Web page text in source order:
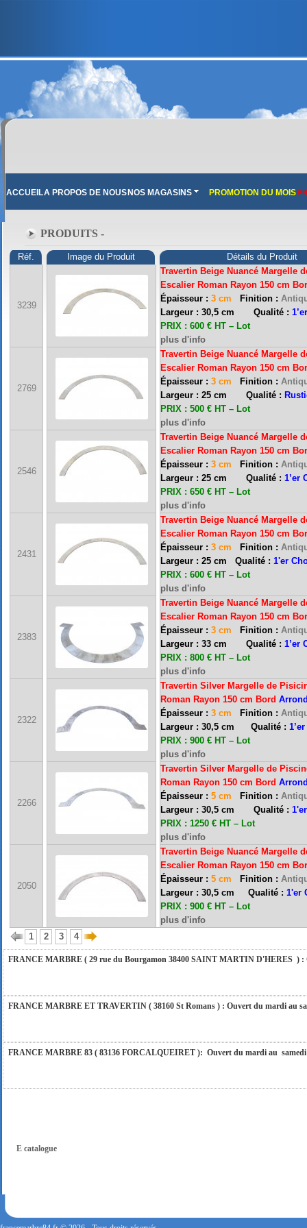
ACCUEILA PROPOS DE NOUS NOS MAGASINS PROMOTION DU MOIS
PRODUITS -
Réf. Image du Produit Détails du Produit
3239
Travertin Beige Nuancé Margelle
Escalier Roman Rayon 150 cm
Épaisseur : 3 cm Finition :
Largeur : 30,5 cm Qualité :
PRIX : 600 € HT – Lot
plus d'info
2769
Travertin Beige Nuancé Margelle
Escalier Roman Rayon 150 cm
Épaisseur : 3 cm Finition :
Largeur : 25 cm Qualité :
PRIX : 500 € HT – Lot
plus d'info
2546
Travertin Beige Nuancé Margelle
Escalier Roman Rayon 150 cm
Épaisseur : 3 cm Finition :
Largeur : 25 cm Qualité : 1’er
PRIX : 650 € HT – Lot
plus d'info
2431
Travertin Beige Nuancé Margelle
Escalier Roman Rayon 150 cm
Épaisseur : 3 cm Finition :
Largeur : 25 cm Qualité : 1'er
PRIX : 600 € HT – Lot
plus d'info
2383
Travertin Beige Nuancé Margelle
Escalier Roman Rayon 150 cm
Épaisseur : 3 cm Finition :
Largeur : 33 cm Qualité : 1’er
PRIX : 800 € HT – Lot
plus d'info
2322
Travertin Silver Margelle de
Roman Rayon 150 cm Bord
Épaisseur : 3 cm Finition :
Largeur : 30,5 cm Qualité :
PRIX : 900 € HT – Lot
plus d'info
2266
Travertin Silver Margelle de
Roman Rayon 150 cm Bord
Épaisseur : 5 cm Finition :
Largeur : 30,5 cm Qualité :
PRIX : 1250 € HT – Lot
plus d'info
2050
Travertin Beige Nuancé Margelle
Escalier Roman Rayon 150 cm
Épaisseur : 5 cm Finition :
Largeur : 30,5 cm Qualité : 1'er
PRIX : 900 € HT – Lot
plus d'info
1
2 3 4
FRANCE MARBRE 13 ( 13680 LANCON PROVENCE ): Ouvert du mardi au
FRANCE MARBRE 84 ( 84600 VALREAS ): Ouvert du mardi au samedi inclus de
vous répondrons dans les meilleurs délais. Nous aurons le plaisir de vous
FRANCE MARBRE ( 29 rue du Bourgamon 38400 SAINT MARTIN D'HERES ) :
FRANCE MARBRE ET TRAVERTIN ( 38160 St Romans ) : Ouvert du mardi au
FRANCE MARBRE 83 ( 83136 FORCALQUEIRET ): Ouvert du mardi au samedi
FRANCE MARBRE 84 ( 84600 VALREAS ): Ouvert du mardi au samedi inclus de
E catalogue